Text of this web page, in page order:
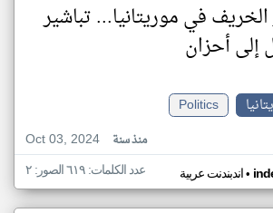
في موريتانيا... تباشير
إلى أحزان
Politics
Oct 03, 2024
منذ سنة
اندبندنت عربية• عدد الكلمات: ٦١٩ الصور: ٢